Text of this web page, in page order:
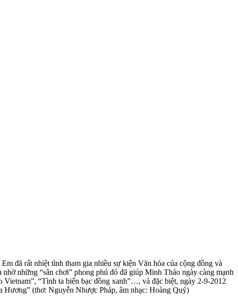
đã rất nhiệt tình tham gia nhiều sự kiện Văn hóa của cộng đồng và
những “sân chơi” phong phú đó đã giúp Minh Thảo ngày càng mạnh
“Tình ta biển bạc đồng xanh”…, và đặc biệt, ngày 2-9-2012
Hương” (thơ: Nguyễn Nhược Pháp, âm nhạc: Hoàng Quý)